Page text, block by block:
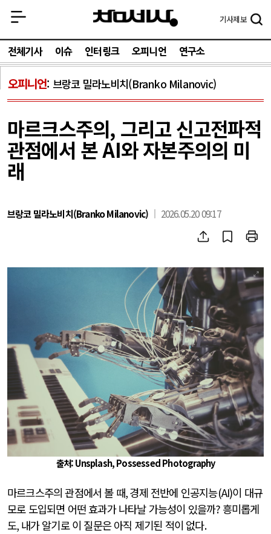
기사제보
전체기사 이슈 인터링크 오피니언 연구소
오피니언 브랑코 밀라노비치(Branko Milanovic)
마르크스주의, 그리고 신고전파적
관점에서 본 AI와 자본주의의 미
래
브랑코 밀라노비치(Branko Milanovic) 2026.05.20 09:17
출처: Unsplash, Possessed Photography
마르크스주의 관점에서 볼 때,경제 전반에 인공지능(AI)이 대규
모로 도입되면 어떤 효과가 나타날 가능성이 있을까?흥미롭게
도, 내가 알기로 이 질문은 아직 제기된 적이 없다.